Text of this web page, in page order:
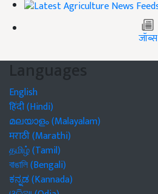
जॉब्स
Languages
English
हिंदी (Hindi)
മലയാളം (Malayalam)
मराठी (Marathi)
தமிழ் (Tamil)
বাঙালি (Bengali)
ಕನ್ನಡ (Kannada)